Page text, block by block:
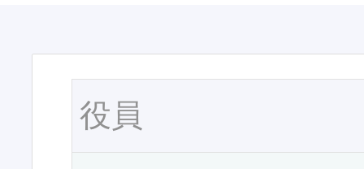
役員